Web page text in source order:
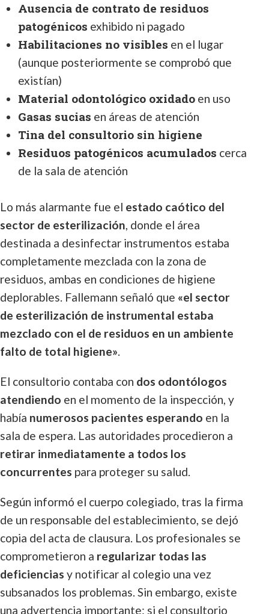
Ausencia de contrato de residuos
patogénicos exhibido ni pagado
Habilitaciones no visibles en el lugar
(aunque posteriormente se comprobó que
existían)
Material odontológico oxidado en uso
Gasas sucias en áreas de atención
Tina del consultorio sin higiene
Residuos patogénicos acumulados cerca
de la sala de atención
Lo más alarmante fue el estado caótico del
sector de esterilización, donde el área
destinada a desinfectar instrumentos estaba
completamente mezclada con la zona de
residuos, ambas en condiciones de higiene
deplorables. Fallemann señaló que «el sector
de esterilización de instrumental estaba
mezclado con el de residuos en un ambiente
falto de total higiene».
El consultorio contaba con dos odontólogos
atendiendo en el momento de la inspección, y
había numerosos pacientes esperando en la
sala de espera. Las autoridades procedieron a
retirar inmediatamente a todos los
concurrentes para proteger su salud.
Según informó el cuerpo colegiado, tras la firma
de un responsable del establecimiento, se dejó
copia del acta de clausura. Los profesionales se
comprometieron a regularizar todas las
deficiencias y notificar al colegio una vez
subsanados los problemas. Sin embargo, existe
una advertencia importante: si el consultorio